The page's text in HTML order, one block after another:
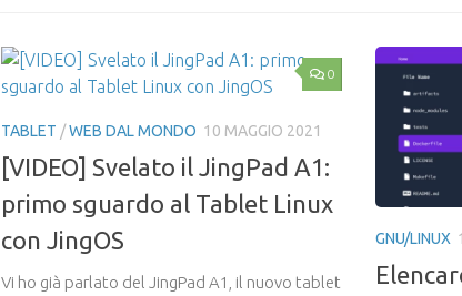
0
TABLET /WEB DAL MONDO 10 MAGGIO 2021
[VIDEO] Svelato il JingPad A1:
primo sguardo al Tablet Linux
con JingOS
Vi ho già parlato del JingPad A1, il nuovo tablet
GNU/LINUX